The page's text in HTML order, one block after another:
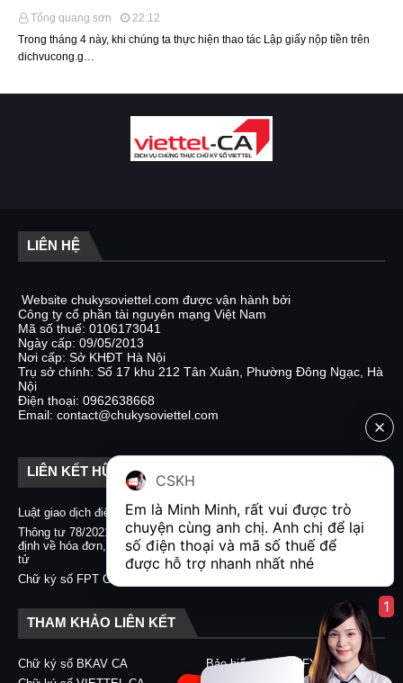
Tống quang sơn
22:12
Trong tháng 4 này, khi chúng ta thực hiện thao tác Lập giấy nộp tiền trên
dichvucong.g…
LIÊN HỆ
Website chukysoviettel.com được vận hành bởi
Công ty cổ phần tài nguyên mạng Việt Nam
Mã số thuế: 0106173041
Ngày cấp: 09/05/2013
Nơi cấp: Sở KHĐT Hà Nội
Trụ sở chính: Số 17 khu 212 Tân Xuân, Phường Đông Ngạc, Hà
Nội
Điện thoại: 0962638668
Email: contact@chukysoviettel.com
LIÊN KẾT HỮU ÍCH
Luật giao dịch điện tử
Nghị định 130/2018/NĐ-CP
Thông tư 78/2021/TT-BTC quy
định về hóa đơn, chứng từ điện
tử
Chữ ký số CA2 - Nacencomm
Chữ ký số VNPT CA
Chữ ký số BKAV CA
Chữ ký số FPT CA
THAM KHẢO LIÊN KẾT
Chữ ký số BKAV CA
Bảo hiểm xã hội EFY-eBHXH
CSKH
Em là Minh Minh, rất vui được trò
chuyện cùng anh chị. Anh chị để lại
số điện thoại và mã số thuế để
được hỗ trợ nhanh nhất nhé
1